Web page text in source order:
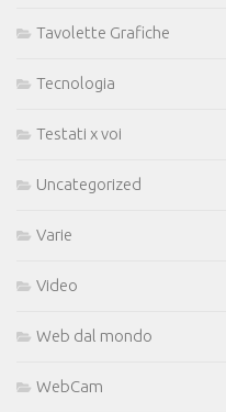
Tavolette Grafiche
Tecnologia
Testati x voi
Uncategorized
Varie
Video
Web dal mondo
WebCam